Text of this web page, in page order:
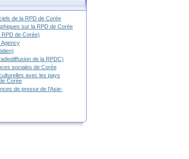
de la RPD de Corée
sur la RPD de Corée
RPD de Corée)
Agency
de la RPDC)
sociales de Corée
avec les pays
Corée
de presse de l'Asie-